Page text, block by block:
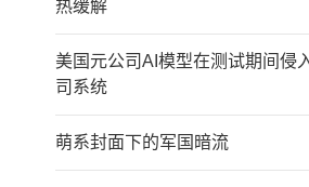
热缓解
美国元公司AI模型在测试期间侵
司系统
萌系封面下的军国暗流